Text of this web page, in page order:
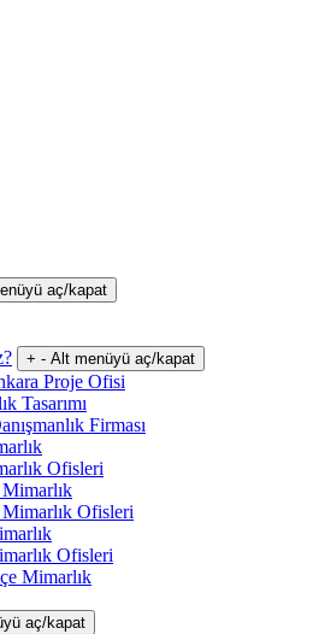
aç/kapat
+ - Alt menüyü aç/kapat
Proje Ofisi
Tasarımı
Firması
Ofisleri
Ofisleri
Ofisleri
Mimarlık
aç/kapat